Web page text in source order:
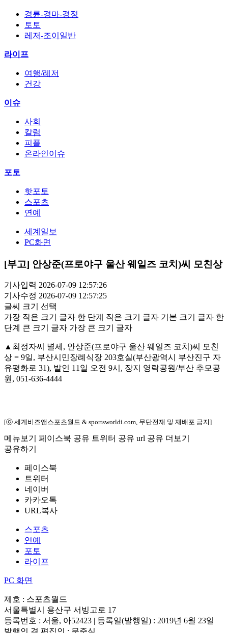
경륜-경마-경정
토토
레저-조이일반
라이프
여행/레저
건강
이슈
사회
칼럼
피플
온라인이슈
포토
핫포토
스포츠
연예
세계일보
PC화면
[부고] 안상준(프로야구 울산 웨일즈 코치)씨 모친상
기사입력 2026-07-09 12:57:26
기사수정 2026-07-09 12:57:25
글씨 크기 선택
가장 작은 크기 글자 한 단계 작은 크기 글자 기본 크기 글자 한
단계 큰 크기 글자 가장 큰 크기 글자
▲최정자씨 별세, 안상준(프로야구 울산 웨일즈 코치)씨 모친
상 = 9일, 부산시민장례식장 203호실(부산광역시 부산진구 자
유평화로 31), 발인 11일 오전 9시, 장지 영락공원/부산 추모공
원, 051-636-4444
[ⓒ 세계비즈앤스포츠월드 & sportsworldi.com, 무단전재 및 재배포 금지]
메뉴보기 페이스북 공유 트위터 공유 url 공유 더보기
공유하기
페이스북
트위터
네이버
카카오톡
URL복사
스포츠
연예
포토
라이프
PC 화면
제호 : 스포츠월드
서울특별시 용산구 서빙고로 17
등록번호 : 서울, 아52423 | 등록일(발행일) : 2019년 6월 23일